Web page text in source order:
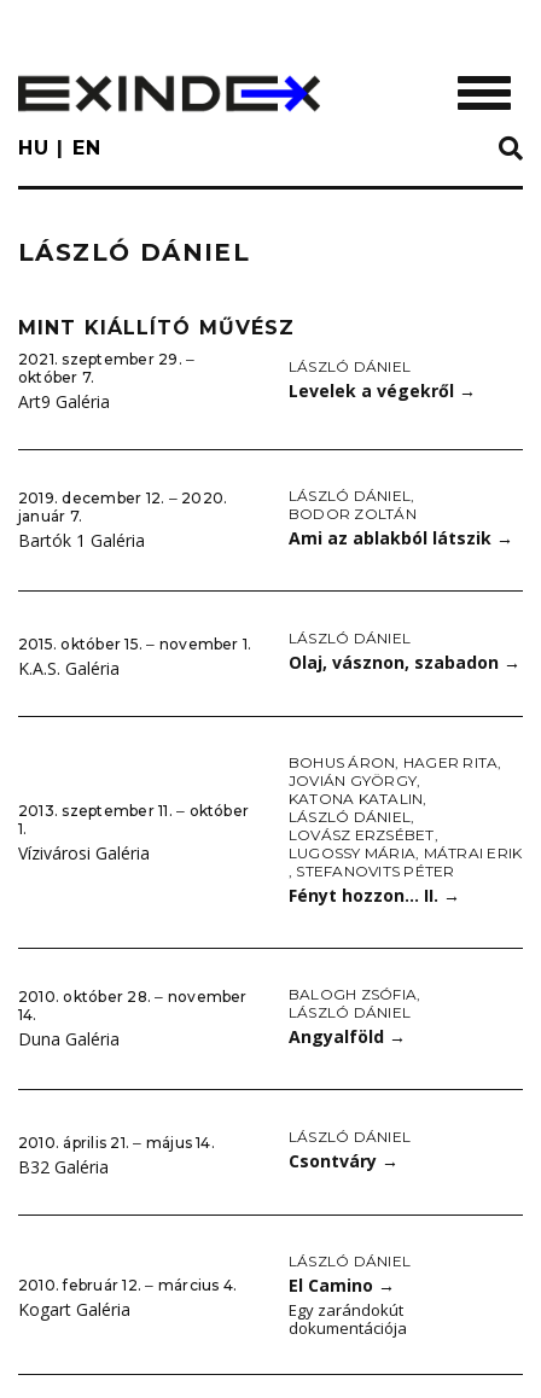
main
content
HU EN
LÁSZLÓ DÁNIEL
MINT KIÁLLÍTÓ MŰVÉSZ
2021. szeptember 29. ‒
október 7.
Art9 Galéria
LÁSZLÓ DÁNIEL
Levelek a végekről →
2019. december 12. ‒ 2020.
január 7.
Bartók 1 Galéria
LÁSZLÓ DÁNIEL,
BODOR ZOLTÁN
Ami az ablakból látszik →
2015. október 15. ‒ november 1.
K.A.S. Galéria
LÁSZLÓ DÁNIEL
Olaj, vásznon, szabadon →
2013. szeptember 11. ‒ október
1.
Vízivárosi Galéria
BOHUS ÁRON, HAGER RITA,
JOVIÁN GYÖRGY,
KATONA KATALIN,
LÁSZLÓ DÁNIEL,
LOVÁSZ ERZSÉBET,
LUGOSSY MÁRIA, MÁTRAI ERIK
, STEFANOVITS PÉTER
Fényt hozzon… II. →
2010. október 28. ‒ november
14.
Duna Galéria
BALOGH ZSÓFIA,
LÁSZLÓ DÁNIEL
Angyalföld →
2010. április 21. ‒ május 14.
B32 Galéria
LÁSZLÓ DÁNIEL
Csontváry →
2010. február 12. ‒ március 4.
Kogart Galéria
LÁSZLÓ DÁNIEL
El Camino →
Egy zarándokút
dokumentációja